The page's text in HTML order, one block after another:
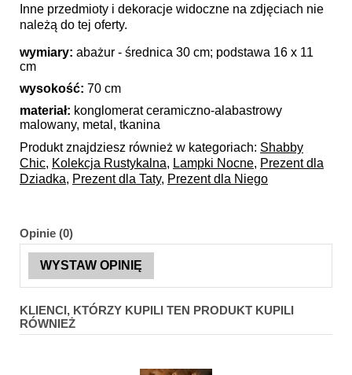
Inne przedmioty i dekoracje widoczne na zdjęciach nie
należą do tej oferty.
wymiary: abażur - średnica 30 cm; podstawa 16 x 11
cm
wysokość: 70 cm
materiał: konglomerat ceramiczno-alabastrowy
malowany, metal, tkanina
Produkt znajdziesz również w kategoriach: Shabby
Chic, Kolekcja Rustykalna, Lampki Nocne, Prezent dla
Dziadka, Prezent dla Taty, Prezent dla Niego
Opinie (0)
WYSTAW OPINIĘ
KLIENCI, KTÓRZY KUPILI TEN PRODUKT KUPILI
RÓWNIEŻ